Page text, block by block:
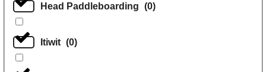
Head Paddleboarding (0)
Itiwit (0)